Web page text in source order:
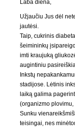
Laba diena,
Užjaučiu Jus dėl
jautėsi.
Taip, cukrinis
šeimininkų
imti kraujuką
augintiniu
Inkstų
stadijose. Lėtinis
laiką galima
(organizmo
Sunku
teisingai, nes